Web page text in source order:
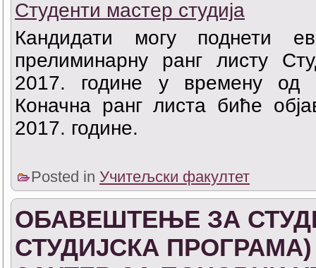
Студенти мастер студија
Кандидати могу поднети
прелиминарну ранг листу
2017. године у времену од
Коначна ранг листа биће
2017. године.
Posted in Учитељски факултет
ОБАВЕШТЕЊЕ ЗА
СТУДИЈСКА